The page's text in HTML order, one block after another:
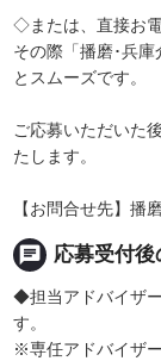
◇または、直接お
その際「播磨･兵庫
とスムーズです。
ご応募いただいた
たします。
【お問合せ先】播
chat 応募受付後
◆担当アドバイザ
す。
※専任アドバイザ